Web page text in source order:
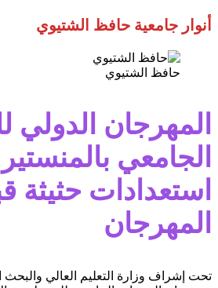
أنوار جامعية حافظ الشتيوي
حافظ الشتيوي
المهرجان الدولي
الجامعي
استعدادات حثيثة
المهرجان
تحت إشراف وزارة التعليم العالي